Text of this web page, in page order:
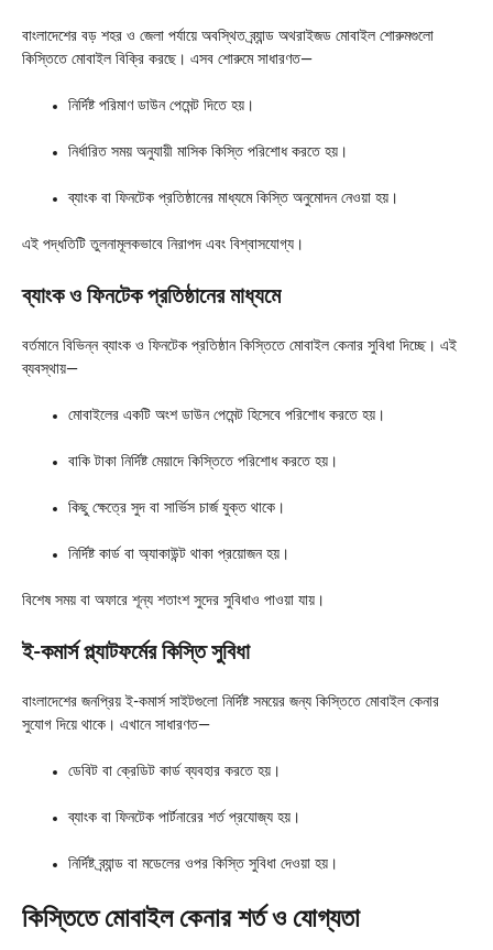
বাংলাদেশের বড় শহর ও জেলা পর্যায়ে অবস্থিত ব্র্যান্ড অথরাইজড মোবাইল শোরুমগুলো
কিস্তিতে মোবাইল বিক্রি করছে। এসব শোরুমে সাধারণত—
নির্দিষ্ট পরিমাণ ডাউন পেমেন্ট দিতে হয়।
নির্ধারিত সময় অনুযায়ী মাসিক কিস্তি পরিশোধ করতে হয়।
ব্যাংক বা ফিনটেক প্রতিষ্ঠানের মাধ্যমে কিস্তি অনুমোদন নেওয়া হয়।
এই পদ্ধতিটি তুলনামূলকভাবে নিরাপদ এবং বিশ্বাসযোগ্য।
ব্যাংক ও ফিনটেক প্রতিষ্ঠানের মাধ্যমে
বর্তমানে বিভিন্ন ব্যাংক ও ফিনটেক প্রতিষ্ঠান কিস্তিতে মোবাইল কেনার সুবিধা দিচ্ছে। এই
ব্যবস্থায়—
মোবাইলের একটি অংশ ডাউন পেমেন্ট হিসেবে পরিশোধ করতে হয়।
বাকি টাকা নির্দিষ্ট মেয়াদে কিস্তিতে পরিশোধ করতে হয়।
কিছু ক্ষেত্রে সুদ বা সার্ভিস চার্জ যুক্ত থাকে।
নির্দিষ্ট কার্ড বা অ্যাকাউন্ট থাকা প্রয়োজন হয়।
বিশেষ সময় বা অফারে শূন্য শতাংশ সুদের সুবিধাও পাওয়া যায়।
ই-কমার্স প্ল্যাটফর্মের কিস্তি সুবিধা
বাংলাদেশের জনপ্রিয় ই-কমার্স সাইটগুলো নির্দিষ্ট সময়ের জন্য কিস্তিতে মোবাইল কেনার
সুযোগ দিয়ে থাকে। এখানে সাধারণত—
ডেবিট বা ক্রেডিট কার্ড ব্যবহার করতে হয়।
ব্যাংক বা ফিনটেক পার্টনারের শর্ত প্রযোজ্য হয়।
নির্দিষ্ট ব্র্যান্ড বা মডেলের ওপর কিস্তি সুবিধা দেওয়া হয়।
কিস্তিতে মোবাইল কেনার শর্ত ও যোগ্যতা